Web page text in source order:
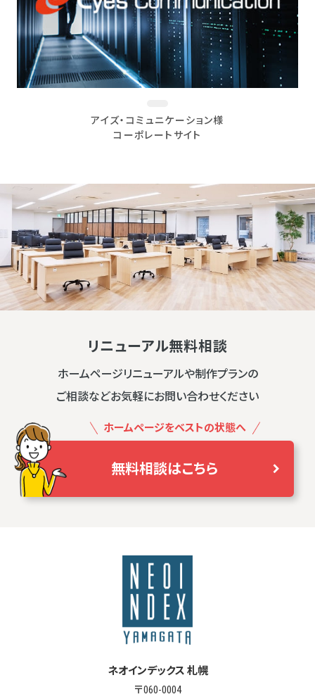
アイズ・コミュニケーション様
コーポレートサイト
リニューアル無料相談
ホームページリニューアルや制作プランの
ご相談などお気軽にお問い合わせください
ホームページをベストの状態へ
無料相談はこちら
ネオインデックス 札幌
〒060-0004